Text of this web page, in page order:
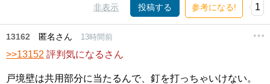
非表示 投稿する 参考になる! 1
13162 匿名さん 13時間前
>>13152 評判気になるさん
戸境壁は共用部分に当たるんで、釘を打っちゃいけない。